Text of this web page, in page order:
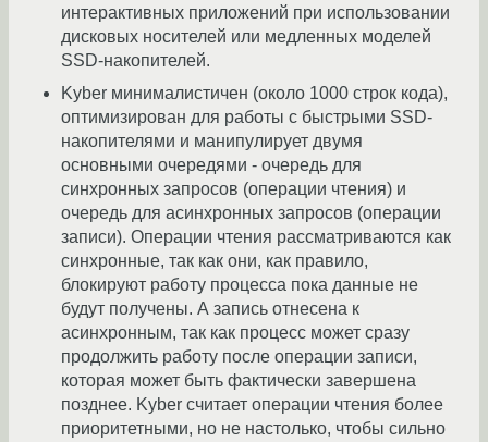
интерактивных приложений при использовании
дисковых носителей или медленных моделей
SSD-накопителей.
Kyber минималистичен (около 1000 строк кода),
оптимизирован для работы с быстрыми SSD-
накопителями и манипулирует двумя
основными очередями - очередь для
синхронных запросов (операции чтения) и
очередь для асинхронных запросов (операции
записи). Операции чтения рассматриваются как
синхронные, так как они, как правило,
блокируют работу процесса пока данные не
будут получены. А запись отнесена к
асинхронным, так как процесс может сразу
продолжить работу после операции записи,
которая может быть фактически завершена
позднее. Kyber считает операции чтения более
приоритетными, но не настолько, чтобы сильно